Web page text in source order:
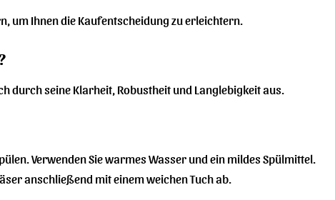
um Ihnen die Kaufentscheidung zu erleichtern.
durch seine Klarheit, Robustheit und Langlebigkeit aus.
Verwenden Sie warmes Wasser und ein mildes Spülmittel.
anschließend mit einem weichen Tuch ab.